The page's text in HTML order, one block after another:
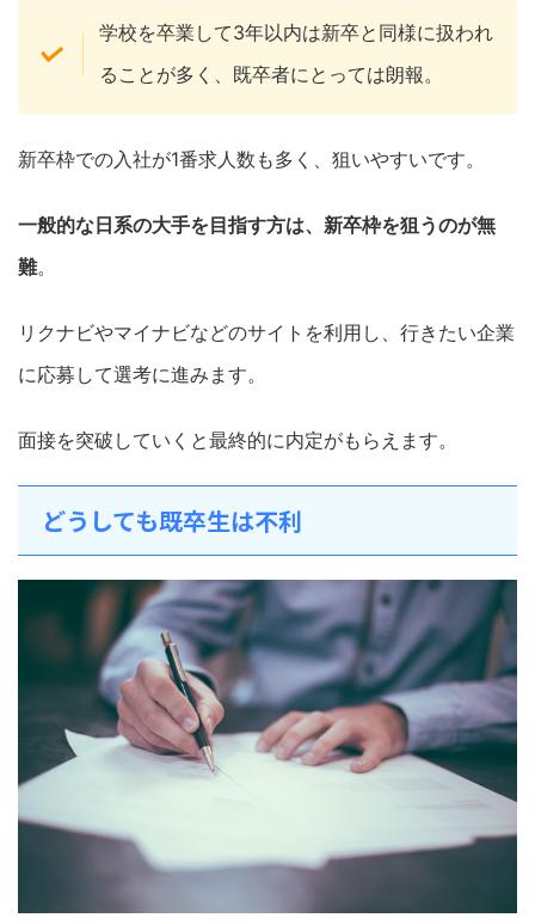
学校を卒業して3年以内は新卒と同様に扱われ
ることが多く、既卒者にとっては朗報。
新卒枠での入社が1番求人数も多く、狙いやすいです。
一般的な日系の大手を目指す方は、新卒枠を狙うのが無
難。
リクナビやマイナビなどのサイトを利用し、行きたい企業
に応募して選考に進みます。
面接を突破していくと最終的に内定がもらえます。
どうしても既卒生は不利